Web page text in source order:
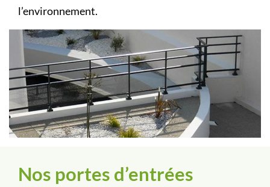
l’environnement.
Nos portes d’entrées